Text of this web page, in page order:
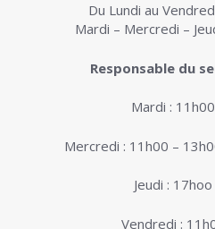
Du Lundi au
Mardi – Mercredi –
Responsable du
Mardi :
Mercredi : 11h00 –
Jeudi :
Vendredi :